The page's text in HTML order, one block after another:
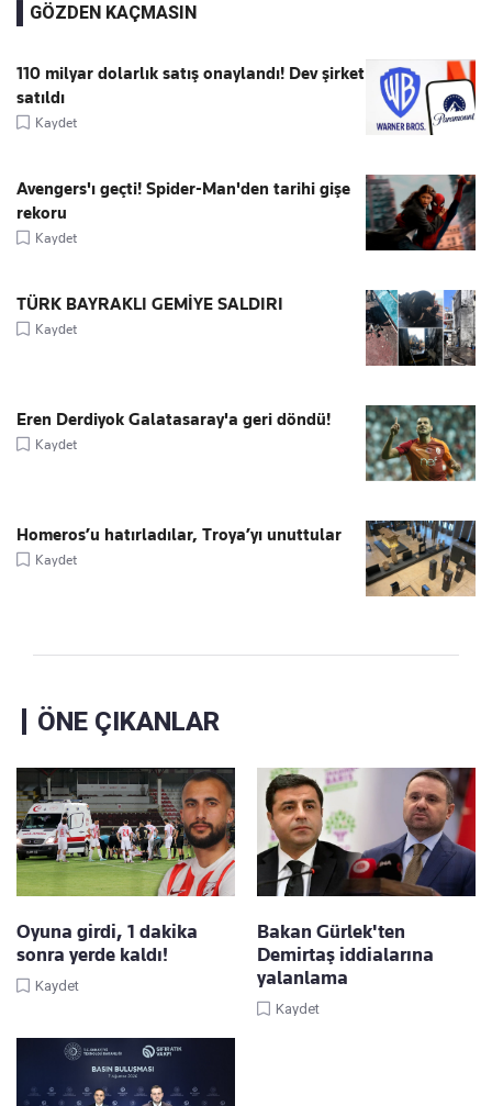
GÖZDEN KAÇMASIN
110 milyar dolarlık satış onaylandı! Dev şirket
satıldı
Kaydet
Avengers'ı geçti! Spider-Man'den tarihi gişe
rekoru
Kaydet
TÜRK BAYRAKLI GEMİYE SALDIRI
Kaydet
Eren Derdiyok Galatasaray'a geri döndü!
Kaydet
Homeros’u hatırladılar, Troya’yı unuttular
Kaydet
ÖNE ÇIKANLAR
Oyuna girdi, 1 dakika
sonra yerde kaldı!
Kaydet
Bakan Gürlek'ten
Demirtaş iddialarına
yalanlama
Kaydet